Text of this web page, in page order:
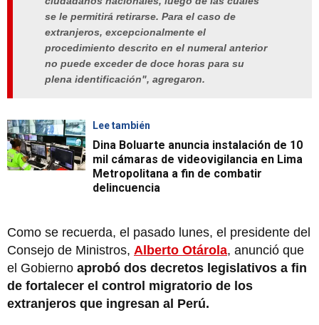
se le permitirá retirarse. Para el caso de
extranjeros, excepcionalmente el
procedimiento descrito en el numeral anterior
no puede exceder de doce horas para su
plena identificación", agregaron.
Lee también
Dina Boluarte anuncia instalación de 10
mil cámaras de videovigilancia en Lima
Metropolitana a fin de combatir
delincuencia
Como se recuerda, el pasado lunes, el presidente del
Consejo de Ministros, Alberto Otárola, anunció que
el Gobierno aprobó dos decretos legislativos a fin
de fortalecer el control migratorio de los
extranjeros que ingresan al Perú.